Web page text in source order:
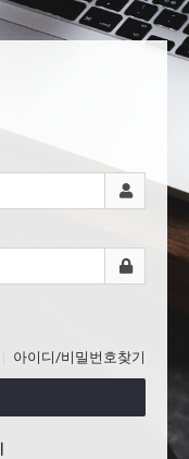
아이디/비밀번호찾기